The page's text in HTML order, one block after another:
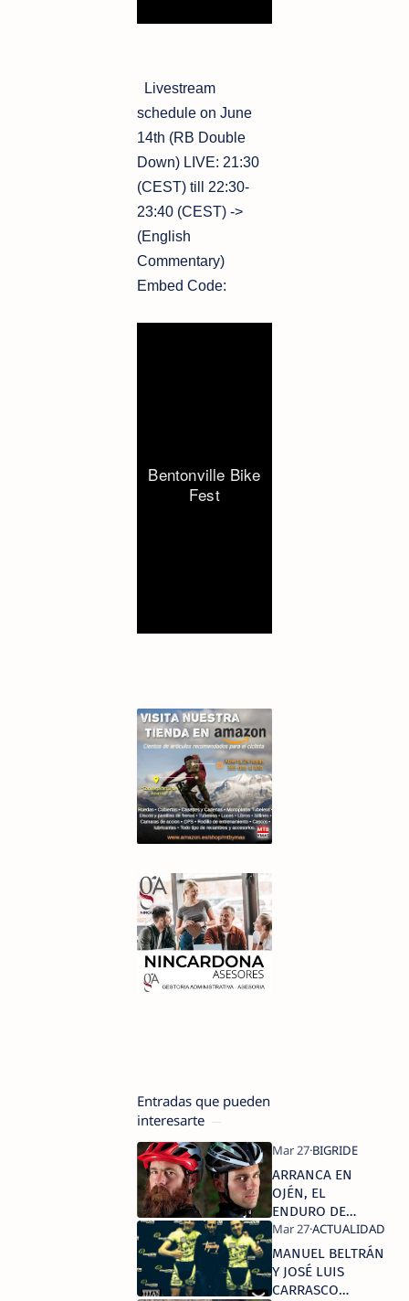
Livestream
schedule on June
14th (RB Double
Down) LIVE: 21:30
(CEST) till 22:30-
23:40 (CEST) ->
(English
Commentary)
Embed Code:
Entradas que pueden
interesarte
ARRANCA EN
OJÉN, EL
ENDURO DE
BIG RIDE
MANUEL BELTRÁN
Y JOSÉ LUIS
CARRASCO